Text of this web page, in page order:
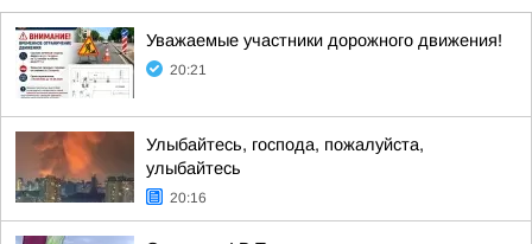
Уважаемые участники дорожного движения!
20:21
Улыбайтесь, господа, пожалуйста,
улыбайтесь
20:16